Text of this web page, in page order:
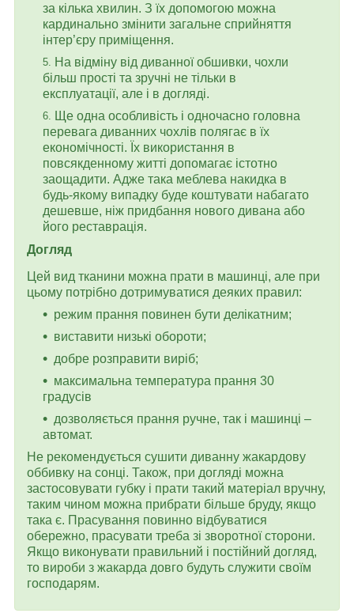
за кілька хвилин. З їх допомогою можна
кардинально змінити загальне сприйняття
інтер’єру приміщення.
На відміну від диванної обшивки, чохли
більш прості та зручні не тільки в
експлуатації, але і в догляді.
Ще одна особливість і одночасно головна
перевага диванних чохлів полягає в їх
економічності. Їх використання в
повсякденному житті допомагає істотно
заощадити. Адже така меблева накидка в
будь-якому випадку буде коштувати набагато
дешевше, ніж придбання нового дивана або
його реставрація.
Догляд
Цей вид тканини можна прати в машинці, але при
цьому потрібно дотримуватися деяких правил:
режим прання повинен бути делікатним;
виставити низькі обороти;
добре розправити виріб;
максимальна температура прання 30
градусів
дозволяється прання ручне, так і машинці –
автомат.
Не рекомендується сушити диванну жакардову
оббивку на сонці. Також, при догляді можна
застосовувати губку і прати такий матеріал вручну,
таким чином можна прибрати більше бруду, якщо
така є. Прасування повинно відбуватися
обережно, прасувати треба зі зворотної сторони.
Якщо виконувати правильний і постійний догляд,
то вироби з жакарда довго будуть служити своїм
господарям.